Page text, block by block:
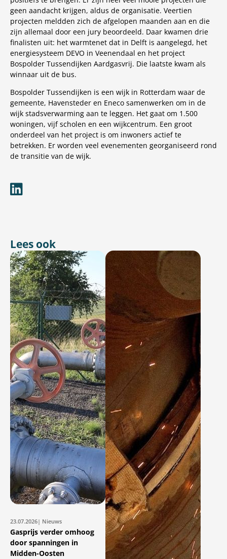
geen aandacht krijgen, aldus de organisatie. Veertien
projecten meldden zich de afgelopen maanden aan en die
zijn allemaal door een jury beoordeeld. Daar kwamen drie
finalisten uit: het warmtenet dat in Delft is aangelegd, het
energiesysteem DEVO in Veenendaal en het project
Bospolder Tussendijken Aardgasvrij. Die laatste kwam als
winnaar uit de bus.
Bospolder Tussendijken is een wijk in Rotterdam waar de
gemeente, Havensteder en Eneco samenwerken om in de
wijk stadsverwarming aan te leggen. Het gaat om 1.500
woningen, vijf scholen en een wijkcentrum. Een groot
onderdeel van het project is om inwoners actief te
betrekken. Er worden veel evenementen georganiseerd rond
de transitie van de wijk.
Lees ook
23.07.2026| Nieuws
Gasprijs verder omhoog
door spanningen in
Midden-Oosten